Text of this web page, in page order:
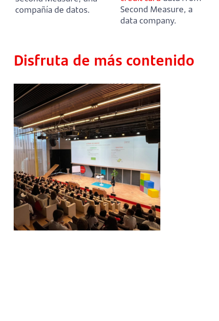
compañía de datos.
Second Measure, a
data company.
Disfruta de más contenido